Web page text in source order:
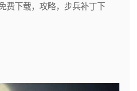
费下载，攻略，步兵补丁下